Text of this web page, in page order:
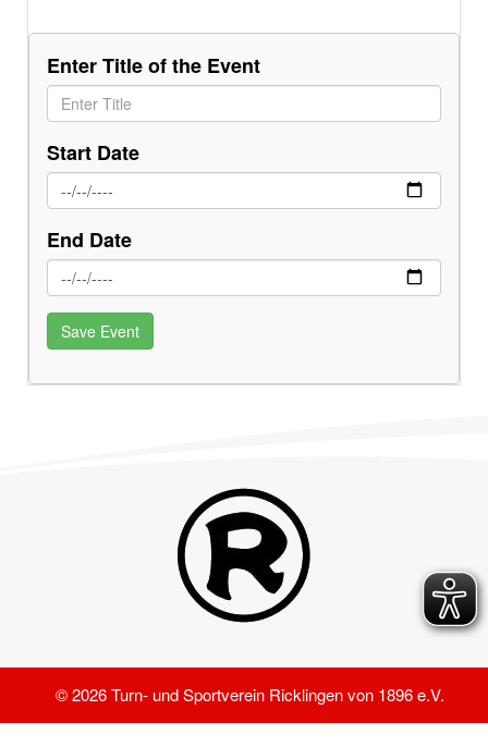
Enter Title of the Event
Start Date
End Date
© 2026 Turn- und Sportverein Ricklingen von 1896 e.V.